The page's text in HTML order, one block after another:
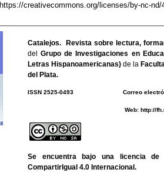
https://creativecommons.org/licenses/by-nc-nd/
Catalejos. Revista sobre lectura,
del
Grupo de Investigaciones en
Letras Hispanoamericanas) de la
del Plata.
ISSN 2525-0493 Correo
Web: http://
Se encuentra bajo una
licencia de
CompartirIgual 4.0 Internacional .